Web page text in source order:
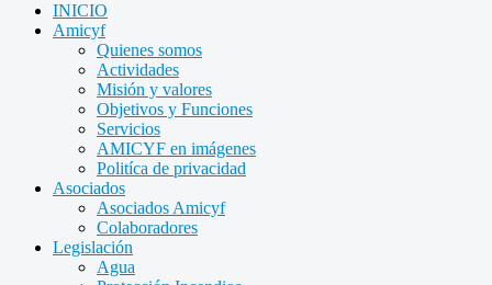
INICIO
Amicyf
Quienes somos
Actividades
Misión y valores
Objetivos y Funciones
Servicios
AMICYF en imágenes
Politíca de privacidad
Asociados
Asociados Amicyf
Colaboradores
Legislación
Agua